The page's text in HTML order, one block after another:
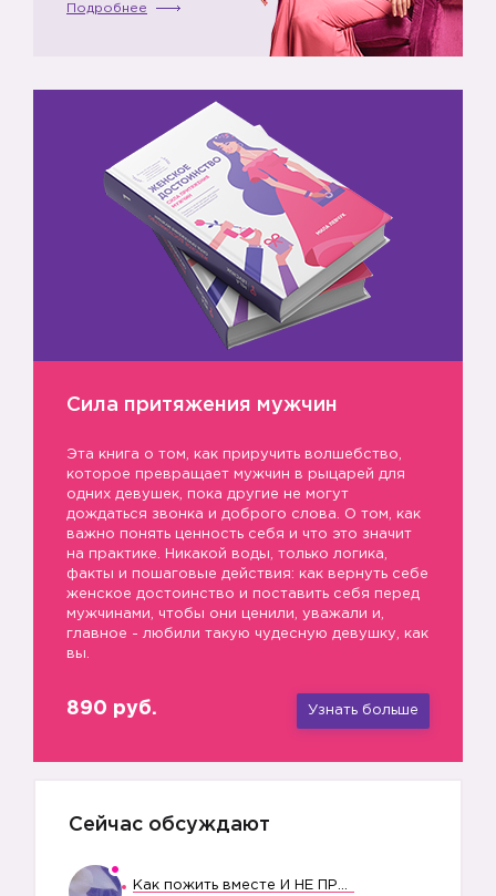
👿
👿
👿
Подробнее
Сила притяжения мужчин
Эта книга о том, как приручить волшебство,
которое превращает мужчин в рыцарей для
одних девушек, пока другие не могут
дождаться звонка и доброго слова. О том, как
важно понять ценность себя и что это значит
на практике. Никакой воды, только логика,
факты и пошаговые действия: как вернуть себе
женское достоинство и поставить себя перед
мужчинами, чтобы они ценили, уважали и,
главное - любили такую чудесную девушку, как
вы.
890 руб. Узнать больше
Сейчас обсуждают